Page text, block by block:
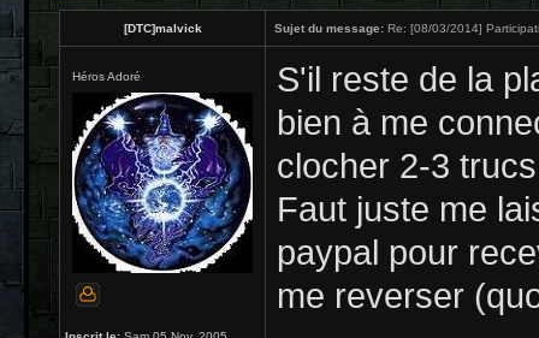
[DTC]malvick Sujet du message: Re: [08/03/2014]
Héros Adoré
S'il reste de la
bien à me
clocher 2-3
Faut juste me
paypal pour
me reverser